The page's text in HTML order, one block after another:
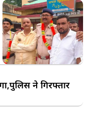
ने गिरफ्तार